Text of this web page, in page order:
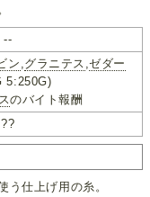
--
ン ,グラニテス ,ゼダー
5:250G)
のバイト報酬
??
う仕上げ用の糸。